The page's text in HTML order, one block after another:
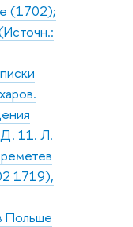
(1702);
11. Л.
1719),
Польше